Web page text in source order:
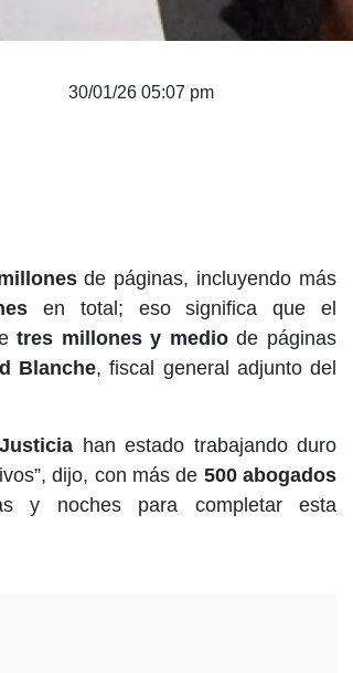
30/01/26 05:07 pm
de páginas, incluyendo más
en total; eso significa que el
tres millones y mediode páginas
Blanche, fiscal general adjunto del
han estado trabajando duro
dijo, con más de 500 abogados
y noches para completar esta